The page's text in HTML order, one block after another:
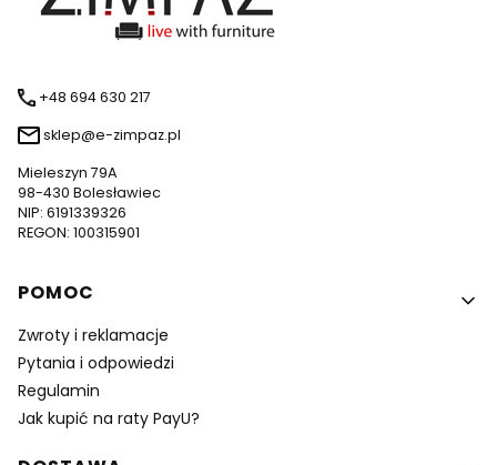
+48 694 630 217
sklep@e-zimpaz.pl
Mieleszyn 79A
98-430 Bolesławiec
NIP: 6191339326
REGON: 100315901
Linki w stopce
POMOC
Zwroty i reklamacje
Pytania i odpowiedzi
Regulamin
Jak kupić na raty PayU?